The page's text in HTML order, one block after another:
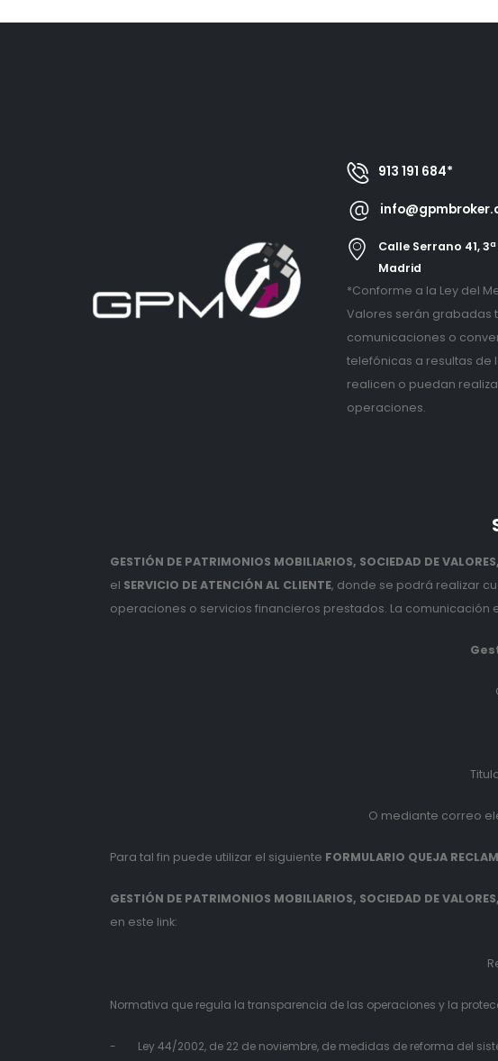
913 191 684*
Calle Serrano 41,
Madrid
*Conforme a la Ley del
Valores serán grabadas
comunicaciones o
telefónicas a resultas de
realicen o puedan
operaciones.
GESTIÓN DE PATRIMONIOS MOBILIARIOS, SOCIEDAD DE
el SERVICIO DE ATENCIÓN AL CLIENTE, donde se podrá realizar
operaciones o servicios financieros prestados. La
O mediante correo
Para tal fin puede utilizar el siguiente FORMULARIO QUEJA
GESTIÓN DE PATRIMONIOS MOBILIARIOS, SOCIEDAD DE
en este link:
Normativa que regula la transparencia de las operaciones y la
- Ley 44/2002, de 22 de noviembre, de medidas de reforma del